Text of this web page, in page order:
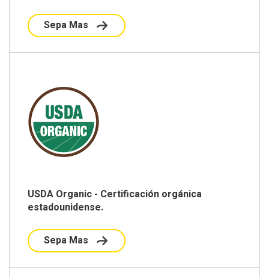
Sepa Mas
USDA Organic - Certificación orgánica
estadounidense.
Sepa Mas